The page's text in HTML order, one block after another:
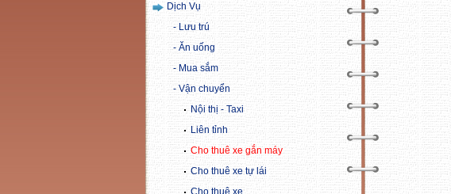
Dịch Vụ
Lưu trú
Ăn uống
Mua sắm
Vận chuyển
Nội thị - Taxi
Liên tỉnh
Cho thuê xe gắn máy
Cho thuê xe tự lái
Cho thuê xe